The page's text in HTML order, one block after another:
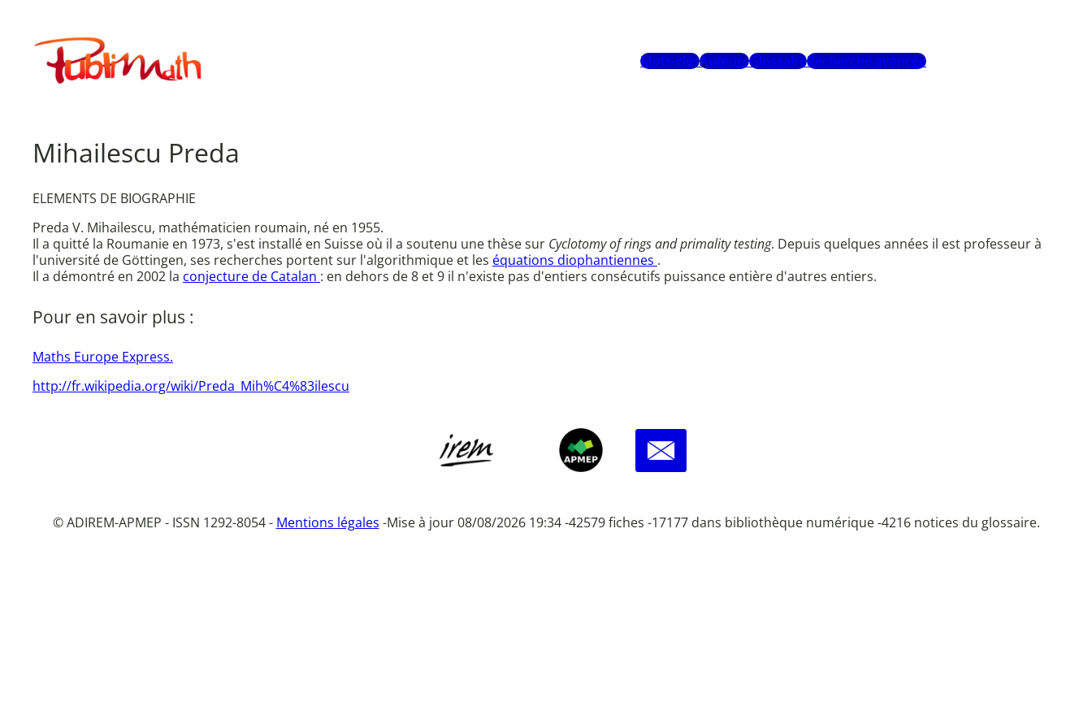
contenuPublimath
Mots-clésAuteursGlossaireRecherche avancée
Mihailescu Preda
ELEMENTS DE BIOGRAPHIE
Preda V. Mihailescu, mathématicien roumain, né en 1955.
Il a quitté la Roumanie en 1973, s'est installé en Suisse où il a soutenu une thèse sur Cyclotomy of rings and primality testing. Depuis quelques années il est professeur à
l'université de Göttingen, ses recherches portent sur l'algorithmique et les équations diophantiennes .
Il a démontré en 2002 la conjecture de Catalan : en dehors de 8 et 9 il n'existe pas d'entiers consécutifs puissance entière d'autres entiers.
Pour en savoir plus :
Maths Europe Express.
http://fr.wikipedia.org/wiki/Preda_Mih%C4%83ilescu
© ADIREM-APMEP - ISSN 1292-8054 - Mentions légales -Mise à jour 08/08/2026 19:34 -42579 fiches -17177 dans bibliothèque numérique -4216 notices du glossaire.